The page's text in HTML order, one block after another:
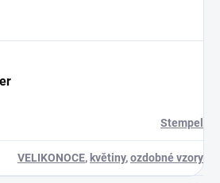
Stempel
VELIKONOCE, květiny,ozdobné vzory